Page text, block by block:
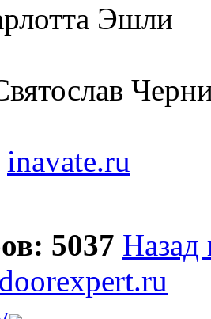
Эшли
inavate.ru
5037 Назад